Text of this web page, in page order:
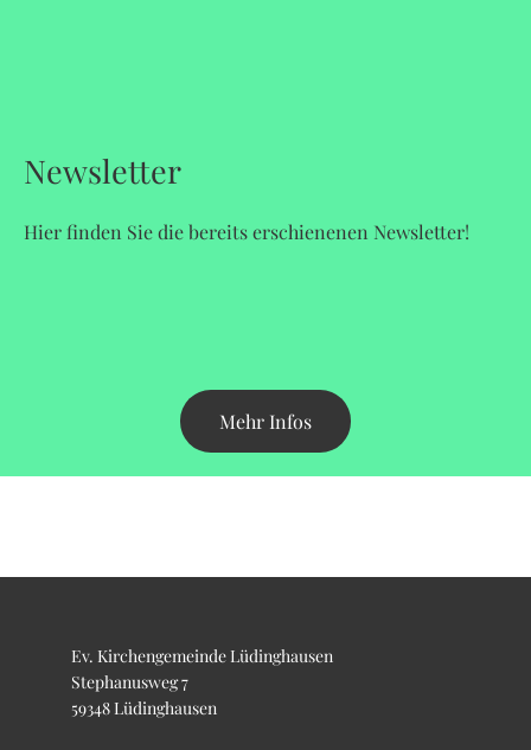
Newsletter
Hier finden Sie die bereits erschienenen Newsletter!
Mehr Infos
Ev. Kirchengemeinde Lüdinghausen
Stephanusweg 7
59348 Lüdinghausen